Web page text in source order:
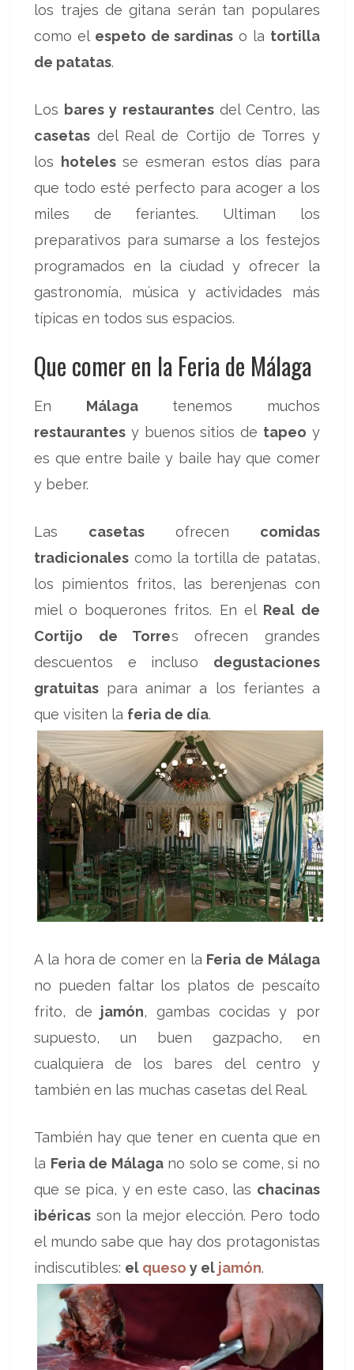
los trajes de gitana serán tan populares
como el espeto de sardinas o la tortilla
de patatas.
Los bares y restaurantesdel Centro, las
casetas del Real de Cortijo de Torres y
los
hotelesse esmeran estos días para
que todo esté perfecto para acoger a los
miles de feriantes. Ultiman los
preparativos para sumarse a los festejos
programados en la ciudad y ofrecer la
gastronomía, música y actividades más
típicas en todos sus espacios.
Que comer en la Feria de Málaga
En Málagatenemos muchos
restaurantes y buenos sitios de tapeo y
es que entre baile y baile hay que comer
y beber.
Las casetas ofrecen comidas
tradicionales como la tortilla de patatas,
los pimientos fritos, las berenjenas con
miel o boquerones fritos. En el Real de
Cortijo de Torres ofrecen grandes
descuentos e incluso degustaciones
gratuitas para animar a los feriantes a
que visiten la feria de día.
A la hora de comer en la Feria de Málaga
no pueden faltar los platos de pescaíto
frito, de jamón, gambas cocidas y por
supuesto, un buen gazpacho, en
cualquiera de los bares del centro y
también en las muchas casetas del Real.
También hay que tener en cuenta que en
la Feria de Málagano solo se come, si no
que se pica, y en este caso, las chacinas
ibéricas son la mejor elección. Pero todo
el mundo sabe que hay dos protagonistas
indiscutibles: el queso y el jamón.